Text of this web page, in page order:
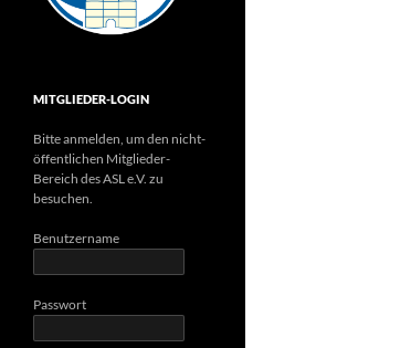
MITGLIEDER-LOGIN
Bitte anmelden, um den nicht-
öffentlichen Mitglieder-
Bereich des ASL e.V. zu
besuchen.
Benutzername
Passwort